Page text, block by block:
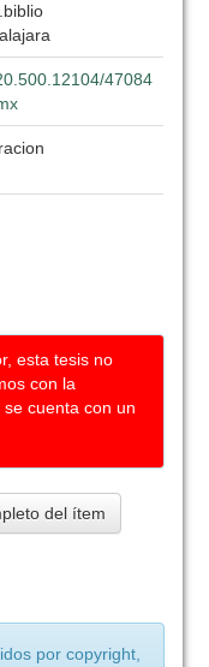
47084
esta tesis no
con la
cuenta con un
del ítem
por copyright,